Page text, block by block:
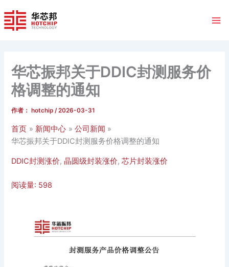
至
内
华芯振邦关于DDIC封测服务价
格调整的通知
作者： hotchip/2026-03-31
首页 新闻中心
公司新闻
华芯振邦关于DDIC封测服务价格调整的通知
DDIC封测涨价,晶圆级封装涨价,芯片封装涨价
阅读量: 598